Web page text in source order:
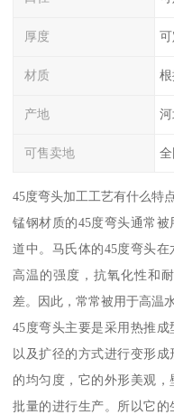
厚度 可
材质
产地
可售卖地 全
45度弯头加工工艺有什么特
锰钢材质的45度弯头通常
道中。马氏体的45度弯头
高温的强度，抗氧化性和
差。因此，常常被用于高温
45度弯头主要是采用热推
以及扩径的方式进行变形
的均匀度，它的外形美观
批量的进行生产。所以它